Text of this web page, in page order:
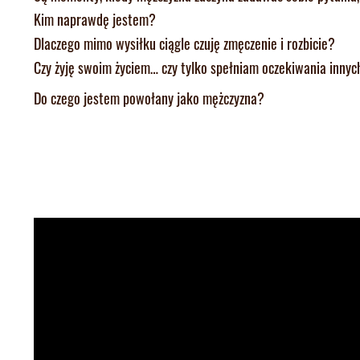
Kim naprawdę jestem?
Dlaczego mimo wysiłku ciągle czuję zmęczenie i rozbicie?
Czy żyję swoim życiem… czy tylko spełniam oczekiwania
Do czego jestem powołany jako mężczyzna?